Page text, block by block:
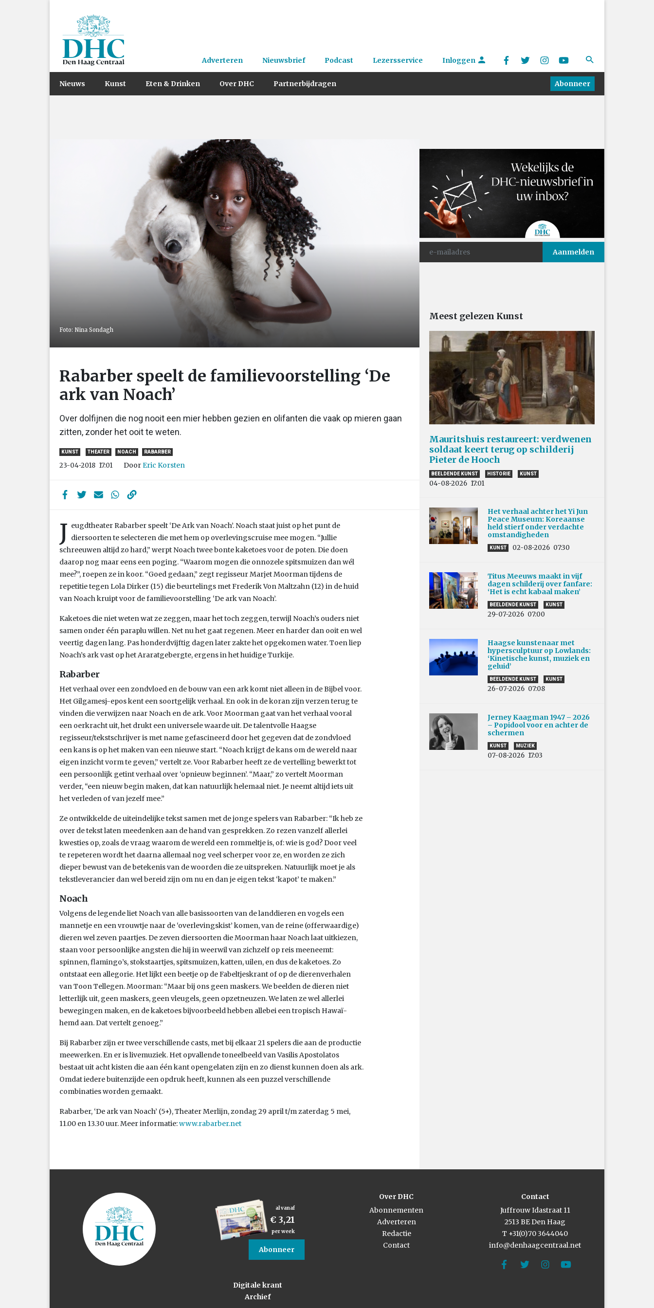
Adverteren Nieuwsbrief Podcast Lezersservice Inloggen
Nieuws Kunst Eten & Drinken Over DHC Partnerbijdragen Abonneer
Foto: Nina Sondagh
Rabarber speelt de familievoorstelling ‘De
ark van Noach’
Over dolfijnen die nog nooit een mier hebben gezien en olifanten die vaak op mieren gaan
zitten, zonder het ooit te weten.
KUNST THEATER NOACH RABARBER
23-04-2018 17:01 DoorEric Korsten
J eugdtheater Rabarber speelt ‘De Ark van Noach’. Noach staat juist op het punt de
diersoorten te selecteren die met hem op overlevingscruise mee mogen. “Jullie
schreeuwen altijd zo hard,” werpt Noach twee bonte kaketoes voor de poten. Die doen
daarop nog maar eens een poging. “Waarom mogen die onnozele spitsmuizen dan wél
mee?”, roepen ze in koor. “Goed gedaan,” zegt regisseur Marjet Moorman tijdens de
repetitie tegen Lola Dirker (15) die beurtelings met Frederik Von Maltzahn (12) in de huid
van Noach kruipt voor de familievoorstelling ‘De ark van Noach’.
Kaketoes die niet weten wat ze zeggen, maar het toch zeggen, terwijl Noach’s ouders niet
samen onder één paraplu willen. Net nu het gaat regenen. Meer en harder dan ooit en wel
veertig dagen lang. Pas honderdvijftig dagen later zakte het opgekomen water. Toen liep
Noach’s ark vast op het Araratgebergte, ergens in het huidige Turkije.
Rabarber
Het verhaal over een zondvloed en de bouw van een ark komt niet alleen in de Bijbel voor.
Het Gilgamesj-epos kent een soortgelijk verhaal. En ook in de koran zijn verzen terug te
vinden die verwijzen naar Noach en de ark. Voor Moorman gaat van het verhaal vooral
een oerkracht uit, het drukt een universele waarde uit. De talentvolle Haagse
regisseur/tekstschrijver is met name gefascineerd door het gegeven dat de zondvloed
een kans is op het maken van een nieuwe start. “Noach krijgt de kans om de wereld naar
eigen inzicht vorm te geven,” vertelt ze. Voor Rabarber heeft ze de vertelling bewerkt tot
een persoonlijk getint verhaal over ‘opnieuw beginnen’. “Maar,” zo vertelt Moorman
verder, “een nieuw begin maken, dat kan natuurlijk helemaal niet. Je neemt altijd iets uit
het verleden of van jezelf mee.”
Ze ontwikkelde de uiteindelijke tekst samen met de jonge spelers van Rabarber: “Ik heb ze
over de tekst laten meedenken aan de hand van gesprekken. Zo rezen vanzelf allerlei
kwesties op, zoals de vraag waarom de wereld een rommeltje is, of: wie is god? Door veel
te repeteren wordt het daarna allemaal nog veel scherper voor ze, en worden ze zich
dieper bewust van de betekenis van de woorden die ze uitspreken. Natuurlijk moet je als
tekstleverancier dan wel bereid zijn om nu en dan je eigen tekst ‘kapot’ te maken.”
Noach
Volgens de legende liet Noach van alle basissoorten van de landdieren en vogels een
mannetje en een vrouwtje naar de ‘overlevingskist’ komen, van de reine (offerwaardige)
dieren wel zeven paartjes. De zeven diersoorten die Moorman haar Noach laat uitkiezen,
staan voor persoonlijke angsten die hij in weerwil van zichzelf op reis meeneemt:
spinnen, flamingo’s, stokstaartjes, spitsmuizen, katten, uilen, en dus de kaketoes. Zo
ontstaat een allegorie. Het lijkt een beetje op de Fabeltjeskrant of op de dierenverhalen
van Toon Tellegen. Moorman: “Maar bij ons geen maskers. We beelden de dieren niet
letterlijk uit, geen maskers, geen vleugels, geen opzetneuzen. We laten ze wel allerlei
bewegingen maken, en de kaketoes bijvoorbeeld hebben allebei een tropisch Hawaï-
hemd aan. Dat vertelt genoeg.”
Bij Rabarber zijn er twee verschillende casts, met bij elkaar 21 spelers die aan de productie
meewerken. En er is livemuziek. Het opvallende toneelbeeld van Vasilis Apostolatos
bestaat uit acht kisten die aan één kant opengelaten zijn en zo dienst kunnen doen als ark.
Omdat iedere buitenzijde een opdruk heeft, kunnen als een puzzel verschillende
combinaties worden gemaakt.
Rabarber, ‘De ark van Noach’ (5+), Theater Merlijn, zondag 29 april t/m zaterdag 5 mei,
11.00 en 13.30 uur. Meer informatie:www.rabarber.net
Meest gelezen Kunst
Mauritshuis restaureert: verdwenen
soldaat keert terug op schilderij
Pieter de Hooch
BEELDENDE KUNST HISTORIE KUNST
04-08-2026 17:01
Het verhaal achter het Yi Jun
Peace Museum: Koreaanse
held stierf onder verdachte
omstandigheden
KUNST 02-08-2026 07:30
Titus Meeuws maakt in vijf
dagen schilderij over fanfare:
‘Het is echt kabaal maken’
BEELDENDE KUNST KUNST
29-07-2026 07:00
Haagse kunstenaar met
hypersculptuur op Lowlands:
‘Kinetische kunst, muziek en
geluid’
BEELDENDE KUNST KUNST
26-07-2026 07:08
Jerney Kaagman 1947 – 2026
– Popidool voor en achter de
schermen
KUNST MUZIEK
07-08-2026 17:03
al vanaf
€ 3,21
per week
Abonneer
Digitale krant
Archief
Over DHC
Abonnementen
Adverteren
Redactie
Contact
Contact
Juffrouw Idastraat 11
2513 BE Den Haag
T +31(0)70 3644040
info@denhaagcentraal.net